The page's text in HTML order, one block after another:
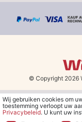
© Copyright 2026
*Gratis verzending
kiezen van de
Wij gebruiken cookies om
toestemming verloopt uw
Privacybeleid. U kunt uw